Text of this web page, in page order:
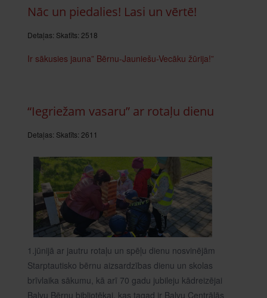
Nāc un piedalies! Lasi un vērtē!
Detaļas: Skatīts: 2518
Ir sākusies jauna” Bērnu-Jauniešu-Vecāku žūrija!”
“Iegriežam vasaru” ar rotaļu dienu
Detaļas: Skatīts: 2611
1.jūnijā ar jautru rotaļu un spēļu dienu nosvinējām
Starptautisko bērnu aizsardzības dienu un skolas
brīvlaika sākumu, kā arī 70 gadu jubileju kādreizējai
Balvu Bērnu bibliotēkai, kas tagad ir Balvu Centrālās